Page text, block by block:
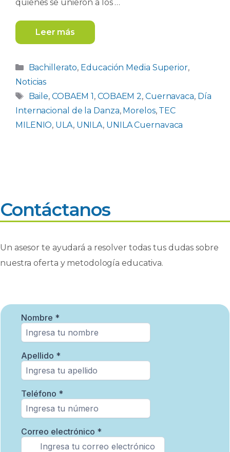
quienes se unieron a los …
Leer más
Categorías
Bachillerato, Educación Media Superior,
Noticias
Etiquetas
Baile, COBAEM 1 , COBAEM 2, Cuernavaca, Día
Internacional de la Danza, Morelos, TEC
MILENIO, ULA, UNILA, UNILA Cuernavaca
Contáctanos
Un asesor te ayudará a resolver todas tus dudas sobre
nuestra oferta y metodología educativa.